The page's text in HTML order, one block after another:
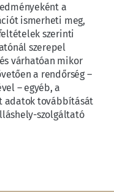
a
ismerheti meg,
szerinti
szerepel
várhatóan mikor
a rendőrség –
– egyéb, a
adatok továbbítását
szolgáltató